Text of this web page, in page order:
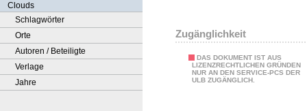
Clouds
Schlagwörter
Orte
Autoren / Beteiligte
Verlage
Jahre
Zugänglichkeit
DAS DOKUMENT IST AUS
LIZENZRECHTLICHEN GRÜNDEN
NUR AN DEN SERVICE-PCS DER
ULB ZUGÄNGLICH.